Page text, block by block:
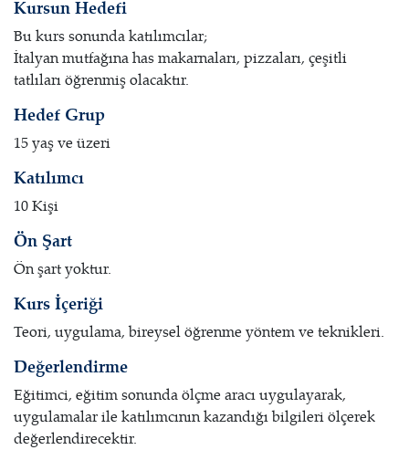
Kursun Hedefi
Bu kurs sonunda katılımcılar;
İtalyan mutfağına has makarnaları, pizzaları, çeşitli
tatlıları öğrenmiş olacaktır.
Hedef Grup
15 yaş ve üzeri
Katılımcı
10 Kişi
Ön Şart
Ön şart yoktur.
Kurs İçeriği
Teori, uygulama, bireysel öğrenme yöntem ve teknikleri.
Değerlendirme
Eğitimci, eğitim sonunda ölçme aracı uygulayarak,
uygulamalar ile katılımcının kazandığı bilgileri ölçerek
değerlendirecektir.